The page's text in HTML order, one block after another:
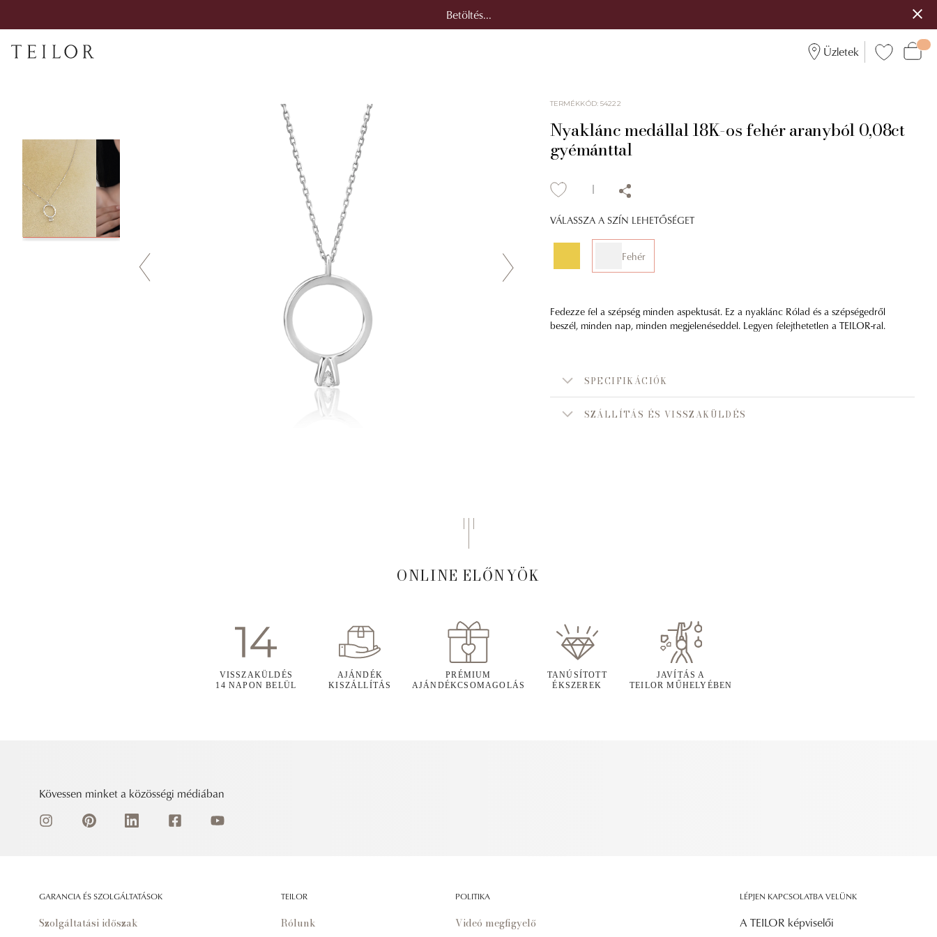
Betöltés...
Üzletek
TERMÉKKÓD:54222
Nyaklánc medállal 18K-os fehér aranyból 0,08ct
gyémánttal
VÁLASSZA A SZÍN LEHETŐSÉGET
Fehér
Fedezze fel a szépség minden aspektusát. Ez a nyaklánc Rólad és a szépségedről
beszél, minden nap, minden megjelenéseddel. Legyen felejthetetlen a TEILOR-ral.
SPECIFIKÁCIÓK
SZÁLLÍTÁS ÉS VISSZAKÜLDÉS
ONLINE ELŐNYÖK
VISSZAKÜLDÉS
14 NAPON BELÜL
AJÁNDÉK
KISZÁLLÍTÁS
PRÉMIUM
AJÁNDÉKCSOMAGOLÁS
TANÚSÍTOTT
ÉKSZEREK
JAVÍTÁS A
TEILOR MŰHELYÉBEN
Kövessen minket a közösségi médiában
GARANCIA ÉS SZOLGÁLTATÁSOK
Szolgáltatási időszak
TEILOR
Rólunk
POLITIKA
Videó megfigyelő
LÉPJEN KAPCSOLATBA VELÜNK
A TEILOR képviselői